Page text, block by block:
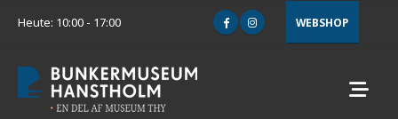
Heute: 10:00 - 17:00 WEBSHOP